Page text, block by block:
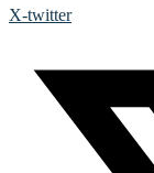
X-twitter